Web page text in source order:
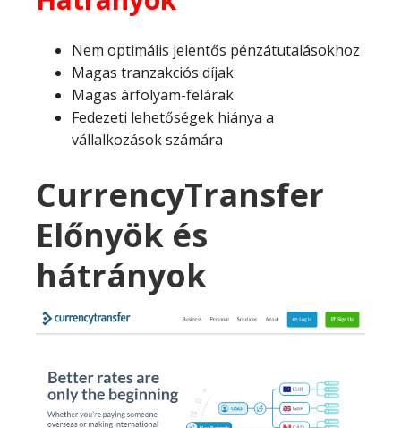
Nem optimális jelentős pénzátutalásokhoz
Magas tranzakciós díjak
Magas árfolyam-felárak
Fedezeti lehetőségek hiánya a
vállalkozások számára
CurrencyTransfer
Előnyök és
hátrányok